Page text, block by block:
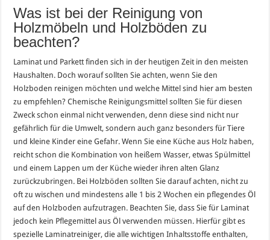
Was ist bei der Reinigung von
Holzmöbeln und Holzböden zu
beachten?
Laminat und Parkett finden sich in der heutigen Zeit in den meisten
Haushalten. Doch worauf sollten Sie achten, wenn Sie den
Holzboden reinigen möchten und welche Mittel sind hier am besten
zu empfehlen? Chemische Reinigungsmittel sollten Sie für diesen
Zweck schon einmal nicht verwenden, denn diese sind nicht nur
gefährlich für die Umwelt, sondern auch ganz besonders für Tiere
und kleine Kinder eine Gefahr. Wenn Sie eine Küche aus Holz haben,
reicht schon die Kombination von heißem Wasser, etwas Spülmittel
und einem Lappen um der Küche wieder ihren alten Glanz
zurückzubringen. Bei Holzböden sollten Sie darauf achten, nicht zu
oft zu wischen und mindestens alle 1 bis 2 Wochen ein pflegendes Öl
auf den Holzboden aufzutragen. Beachten Sie, dass Sie für Laminat
jedoch kein Pflegemittel aus Öl verwenden müssen. Hierfür gibt es
spezielle Laminatreiniger, die alle wichtigen Inhaltsstoffe enthalten,